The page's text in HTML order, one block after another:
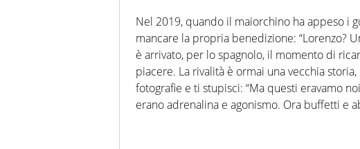
Nel 2019, quando il maiorchino ha appeso i
mancare la propria benedizione: “Lorenzo?
è arrivato, per lo spagnolo, il momento di
piacere. La rivalità è ormai una vecchia
fotografie e ti stupisci: “Ma questi eravamo
erano adrenalina e agonismo. Ora buffetti e